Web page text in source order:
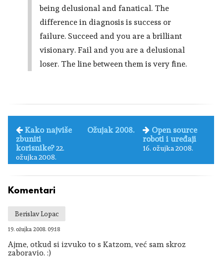
being delusional and fanatical. The
difference in diagnosis is success or
failure. Succeed and you are a brilliant
visionary. Fail and you are a delusional
loser. The line between them is very fine.
Kako najviše
zbuniti
korisnike? 22.
ožujka 2008.
Ožujak 2008.
Open source
roboti i uređaji
16. ožujka 2008.
Komentari
Berislav Lopac
19. ožujka 2008. 09:18
Ajme, otkud si izvuko to s Katzom, već sam skroz
zaboravio. :)